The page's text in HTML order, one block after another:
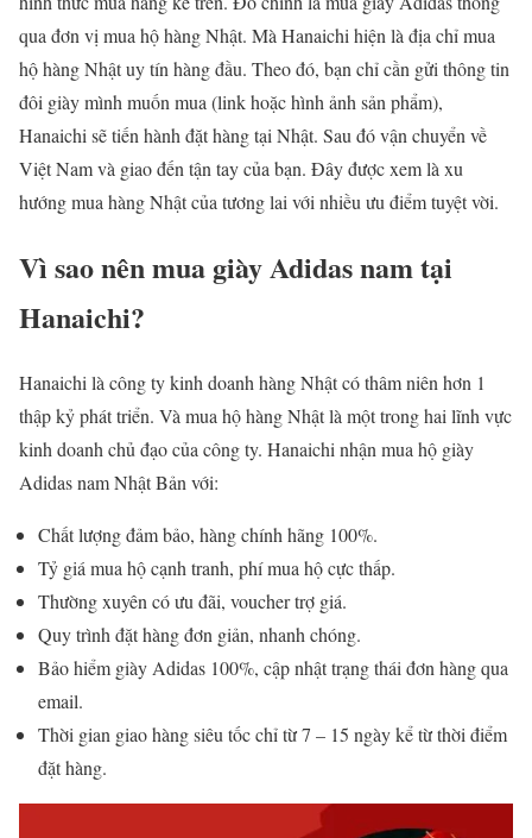
qua đơn vị mua hộ hàng Nhật. Mà Hanaichi hiện là địa chỉ mua
hộ hàng Nhật uy tín hàng đầu. Theo đó, bạn chỉ cần gửi thông tin
đôi giày mình muốn mua (link hoặc hình ảnh sản phẩm),
Hanaichi sẽ tiến hành đặt hàng tại Nhật. Sau đó vận chuyển về
Việt Nam và giao đến tận tay của bạn. Đây được xem là xu
hướng mua hàng Nhật của tương lai với nhiều ưu điểm tuyệt vời.
Vì sao nên mua giày Adidas nam tại
Hanaichi?
Hanaichi là công ty kinh doanh hàng Nhật có thâm niên hơn 1
thập kỷ phát triển. Và mua hộ hàng Nhật là một trong hai lĩnh vực
kinh doanh chủ đạo của công ty. Hanaichi nhận mua hộ giày
Adidas nam Nhật Bản với:
Chất lượng đảm bảo, hàng chính hãng 100%.
Tỷ giá mua hộ cạnh tranh, phí mua hộ cực thấp.
Thường xuyên có ưu đãi, voucher trợ giá.
Quy trình đặt hàng đơn giản, nhanh chóng.
Bảo hiểm giày Adidas 100%, cập nhật trạng thái đơn hàng qua
email.
Thời gian giao hàng siêu tốc chỉ từ 7 – 15 ngày kể từ thời điểm
đặt hàng.